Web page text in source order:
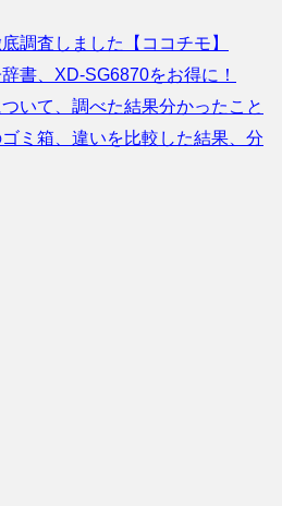
調査しました【ココチモ】
書、XD-SG6870をお得に！
いて、調べた結果分かったこと
ミ箱、違いを比較した結果、分